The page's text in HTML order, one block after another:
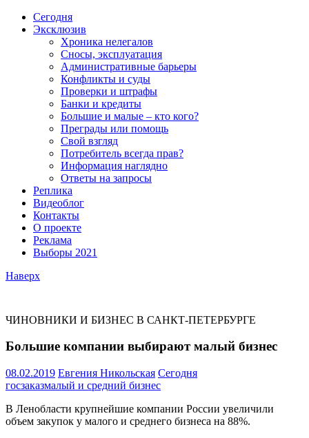
Сегодня
Эксклюзив
Хроника нелегалов
Сносы, эксплуатация
Административные барьеры
Конфликты и суды
Проверки и штрафы
Банки и кредиты
Большие и малые – кто кого?
Преграды или помощь
Свой взгляд
Потребитель всегда прав?
Информация наглядно
Ответы на запросы
Реплика
Видеоблог
Контакты
О проекте
Реклама
Выборы 2021
Наверх
ЧИНОВНИКИ И БИЗНЕС В САНКТ-ПЕТЕРБУРГЕ
Большие компании выбирают малый бизнес
08.02.2019 Евгения Никольская Сегодня
госзаказмалый и средний бизнес
В Ленобласти крупнейшие компании России увеличили
объем закупок у малого и среднего бизнеса на 88%.